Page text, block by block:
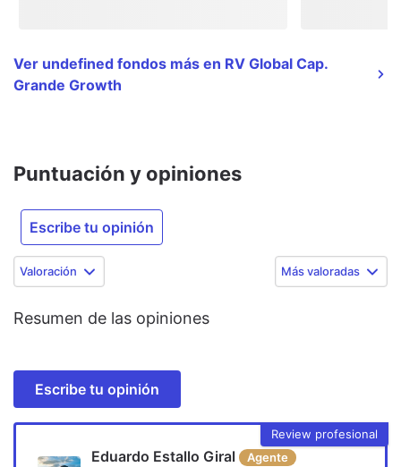
Ver undefined fondos más en RV Global Cap.
Grande Growth
Puntuación y opiniones
Escribe tu opinión
Valoración Más valoradas
Resumen de las opiniones
Escribe tu opinión
Review profesional
Eduardo Estallo Giral
Agente